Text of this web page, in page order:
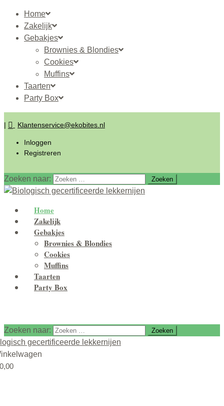
Home
Zakelijk
Gebakjes
Brownies & Blondies
Cookies
Muffins
Taarten
Party Box
| Klantenservice@ekobites.nl
Inloggen
Registreren
Zoeken naar:
Home
Zakelijk
Gebakjes
Brownies & Blondies
Cookies
Muffins
Taarten
Party Box
Zoeken naar: